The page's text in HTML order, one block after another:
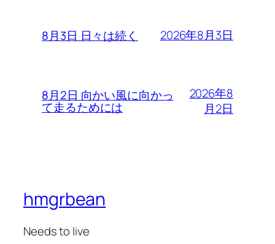
8月3日 日々は続く 2026年8月3日
8月2日 向かい風に向かっ
て走るためには
2026年8
月2日
hmgrbean
Needs to live